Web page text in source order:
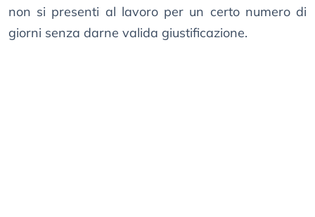
non si presenti al lavoro per un certo numero di
giorni senza darne valida giustificazione.